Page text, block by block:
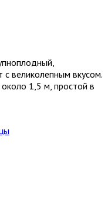
великолепным вкусом.
1,5 м, простой в